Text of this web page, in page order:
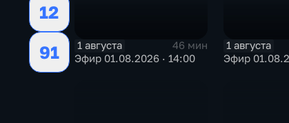
12
91
1 августа
46 мин
Эфир 01.08.2026 · 14:00
1 августа
Эфир